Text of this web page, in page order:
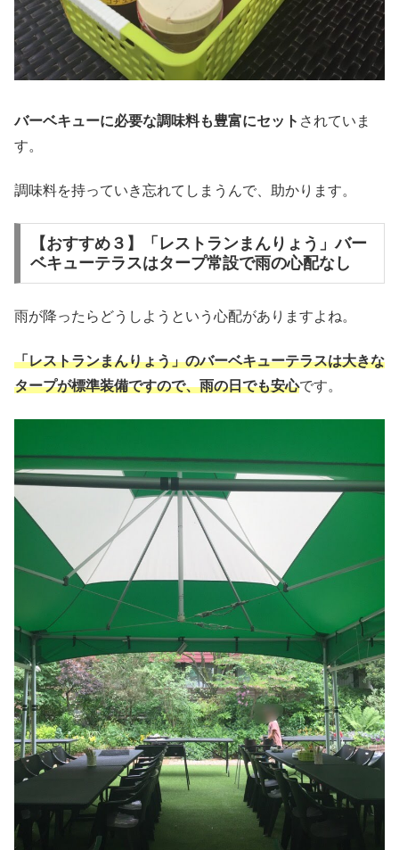
バーベキューに必要な調味料も豊富にセット されていま
す。
調味料を持っていき忘れてしまうんで、助かります。
【おすすめ３】「レストランまんりょう」バー
ベキューテラスはタープ常設で雨の心配なし
雨が降ったらどうしようという心配がありますよね。
「レストランまんりょう」のバーベキューテラスは大きな
タープが標準装備ですので、雨の日でも安心です。